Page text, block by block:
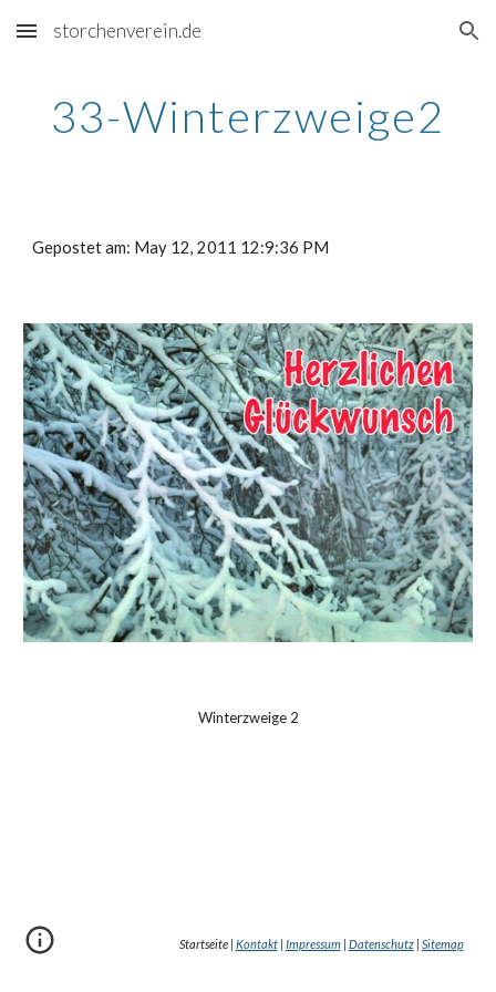
Skip to main content Skip to navigation
storchenverein.de
33-Winterzweige2
Gepostet am: May 12, 2011 12:9:36 PM
Winterzweige 2
Startseite | Kontakt| Impressum | Datenschutz| Sitemap